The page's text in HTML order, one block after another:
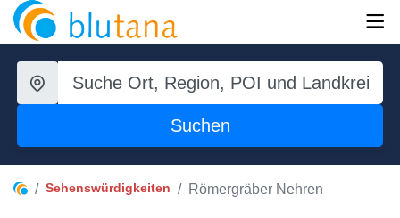
Suchen
Sehenswürdigkeiten Römergräber Nehren